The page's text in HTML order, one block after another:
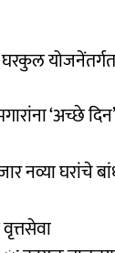
घरकुल
‘अच्छे दिन’
नव्या घरांचे